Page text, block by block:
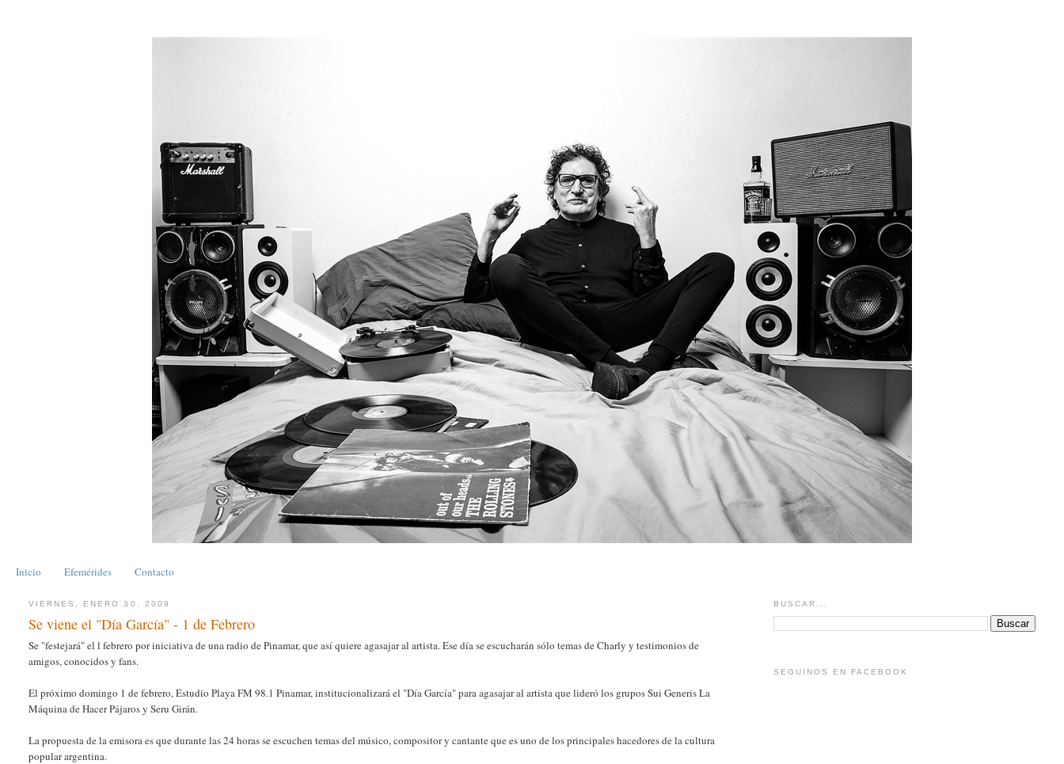
Inicio Efemérides Contacto
VIERNES, ENERO 30, 2009
Se viene el "Día García" - 1 de Febrero
Se "festejará" el l febrero por iniciativa de una radio de Pinamar, que así quiere agasajar al artista. Ese día se escucharán sólo temas de Charly y testimonios de
amigos, conocidos y fans.
El próximo domingo 1 de febrero, Estudio Playa FM 98.1 Pinamar, institucionalizará el "Día García" para agasajar al artista que lideró los grupos Sui Generis La
Máquina de Hacer Pájaros y Seru Girán.
La propuesta de la emisora es que durante las 24 horas se escuchen temas del músico, compositor y cantante que es uno de los principales hacedores de la cultura
popular argentina.
BUSCAR...
SEGUINOS EN FACEBOOK